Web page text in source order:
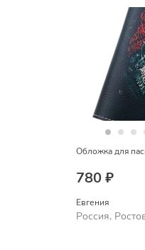
Обложка для
780 ₽
Евгения
Россия,